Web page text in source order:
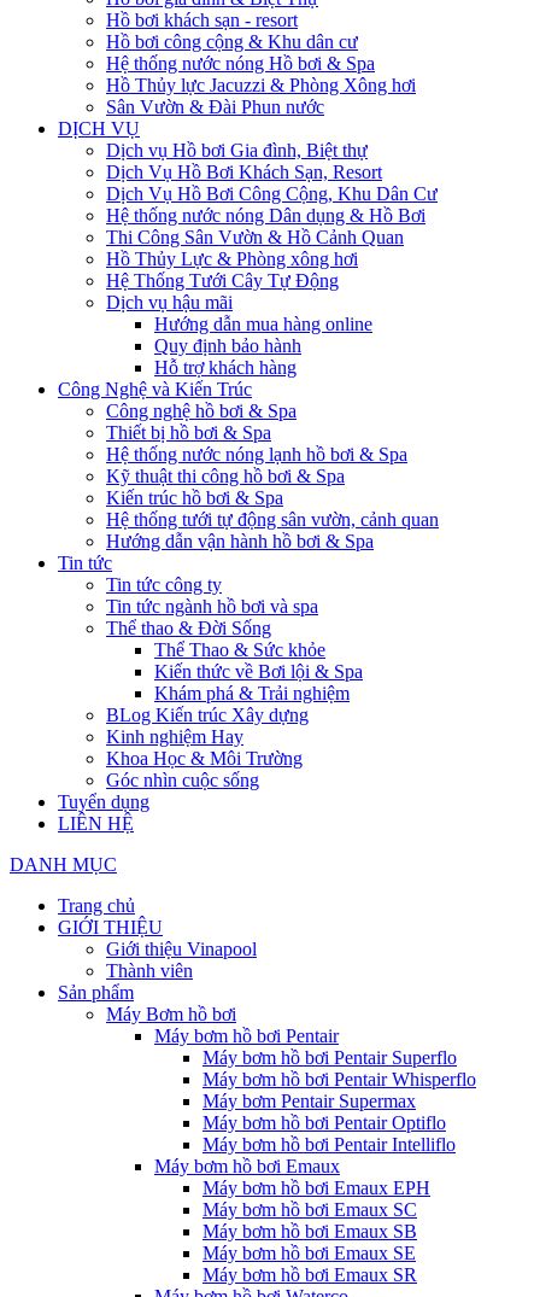
Hồ bơi khách sạn - resort
Hồ bơi công cộng & Khu dân cư
Hệ thống nước nóng Hồ bơi & Spa
Hồ Thủy lực Jacuzzi & Phòng Xông hơi
Sân Vườn & Đài Phun nước
DỊCH VỤ
Dịch vụ Hồ bơi Gia đình, Biệt thự
Dịch Vụ Hồ Bơi Khách Sạn, Resort
Dịch Vụ Hồ Bơi Công Cộng, Khu Dân Cư
Hệ thống nước nóng Dân dụng & Hồ Bơi
Thi Công Sân Vườn & Hồ Cảnh Quan
Hồ Thủy Lực & Phòng xông hơi
Hệ Thống Tưới Cây Tự Động
Dịch vụ hậu mãi
Hướng dẫn mua hàng online
Quy định bảo hành
Hỗ trợ khách hàng
Công Nghệ và Kiến Trúc
Công nghệ hồ bơi & Spa
Thiết bị hồ bơi & Spa
Hệ thống nước nóng lạnh hồ bơi & Spa
Kỹ thuật thi công hồ bơi & Spa
Kiến trúc hồ bơi & Spa
Hệ thống tưới tự động sân vườn, cảnh quan
Hướng dẫn vận hành hồ bơi & Spa
Tin tức
Tin tức công ty
Tin tức ngành hồ bơi và spa
Thể thao & Đời Sống
Thể Thao & Sức khỏe
Kiến thức về Bơi lội & Spa
Khám phá & Trải nghiệm
BLog Kiến trúc Xây dựng
Kinh nghiệm Hay
Khoa Học & Môi Trường
Góc nhìn cuộc sống
Tuyển dụng
LIÊN HỆ
DANH MỤC
Trang chủ
GIỚI THIỆU
Giới thiệu Vinapool
Thành viên
Sản phẩm
Máy Bơm hồ bơi
Máy bơm hồ bơi Pentair
Máy bơm hồ bơi Pentair Superflo
Máy bơm hồ bơi Pentair Whisperflo
Máy bơm Pentair Supermax
Máy bơm hồ bơi Pentair Optiflo
Máy bơm hồ bơi Pentair Intelliflo
Máy bơm hồ bơi Emaux
Máy bơm hồ bơi Emaux EPH
Máy bơm hồ bơi Emaux SC
Máy bơm hồ bơi Emaux SB
Máy bơm hồ bơi Emaux SE
Máy bơm hồ bơi Emaux SR